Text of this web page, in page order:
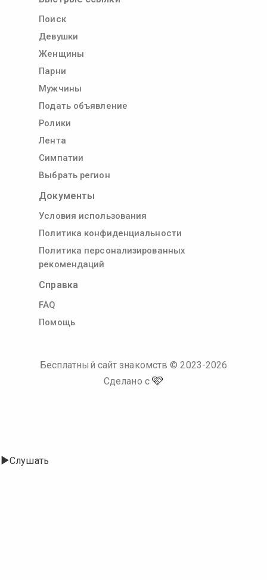
Поиск
Девушки
Женщины
Парни
Мужчины
Подать объявление
Ролики
Лента
Симпатии
Выбрать регион
Документы
Условия использования
Политика конфиденциальности
Политика персонализированных
рекомендаций
Справка
FAQ
Помощь
Бесплатный сайт знакомств © 2023-2026
Сделано с 🩷
Слушать